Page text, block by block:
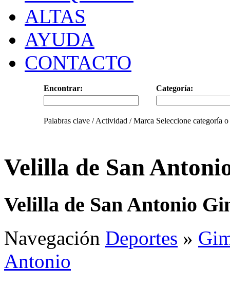
ALTAS
AYUDA
CONTACTO
Encontrar: Categoría:
Palabras clave / Actividad / Marca Seleccione categoría
Velilla de San
Velilla de San Antonio
Navegación Deportes »
Antonio